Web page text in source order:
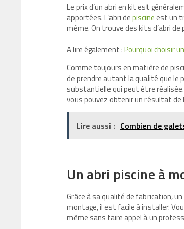
Le prix d’un abri en kit est
apportées. L’abri depiscineest un
même. On trouve des kits d’abri
A lire également :Pourquoi choisir
Comme toujours en matière de
de prendre autant la qualité que le
substantielle qui peut être réalisée.
vous pouvez obtenir un résultat
Lire aussi : Combien de
Un abri piscine à
Grâce à sa qualité de fabrication,
montage, il est facile à installer.
même sans faire appel à un